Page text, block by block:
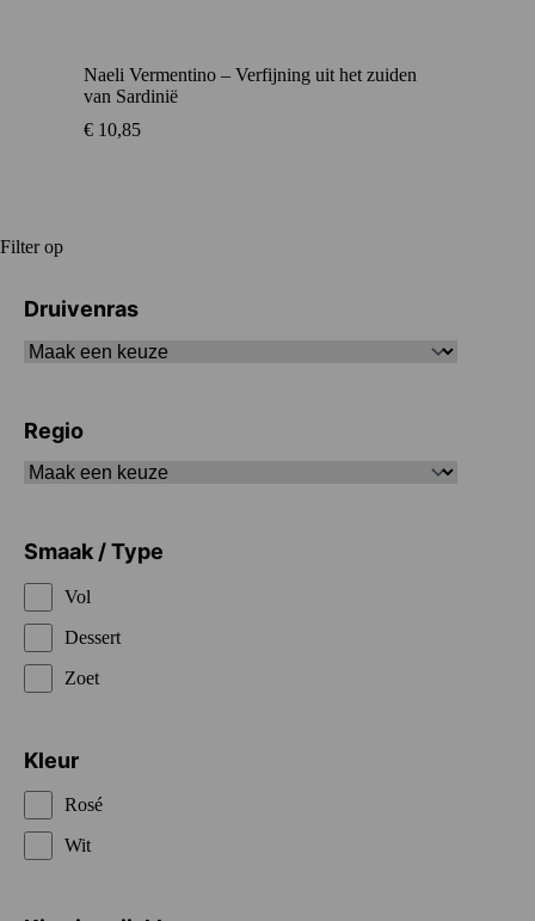
Naeli Vermentino – Verfijning uit het zuiden
van Sardinië
€ 10,85
Filter op
Druivenras
Regio
Smaak / Type
Vol
Dessert
Zoet
Kleur
Rosé
Wit